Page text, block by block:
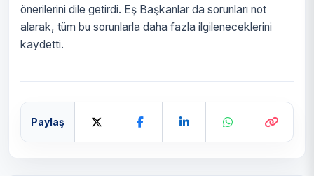
önerilerini dile getirdi. Eş Başkanlar da sorunları not
alarak, tüm bu sorunlarla daha fazla ilgileneceklerini
kaydetti.
Paylaş